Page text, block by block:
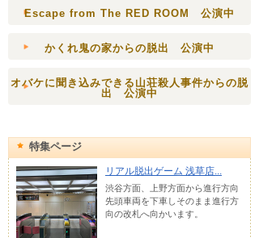
Escape from The RED ROOM 公演中
かくれ鬼の家からの脱出 公演中
オバケに聞き込みできる山荘殺人事件からの脱
出 公演中
特集ページ
リアル脱出ゲーム 浅草店...
渋谷方面、上野方面から進行方向
先頭車両を下車しそのまま進行方
向の改札へ向かいます。